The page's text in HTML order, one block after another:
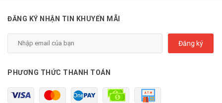
ĐĂNG KÝ NHẬN TIN KHUYẾN MÃI
Đăng ký
PHƯƠNG THỨC THANH TOÁN